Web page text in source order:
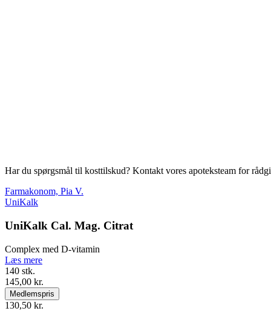
Har du spørgsmål til kosttilskud? Kontakt vores apoteksteam for
Farmakonom, Pia V.
UniKalk
UniKalk Cal. Mag. Citrat
Complex med D-vitamin
Læs mere
140 stk.
145,00 kr.
Medlemspris
130,50 kr.